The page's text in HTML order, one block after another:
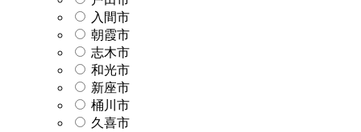
入間市
朝霞市
志木市
和光市
新座市
桶川市
久喜市